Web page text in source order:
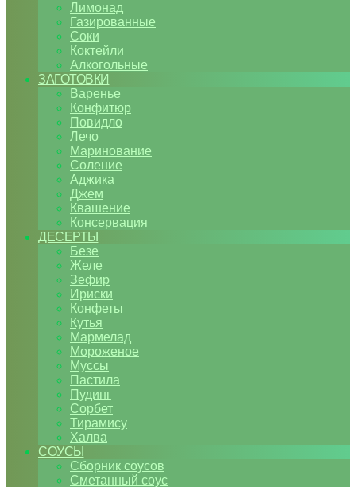
Лимонад
Газированные
Соки
Коктейли
Алкогольные
ЗАГОТОВКИ
Варенье
Конфитюр
Повидло
Лечо
Маринование
Соление
Аджика
Джем
Квашение
Консервация
ДЕСЕРТЫ
Безе
Желе
Зефир
Ириски
Конфеты
Кутья
Мармелад
Мороженое
Муссы
Пастила
Пудинг
Сорбет
Тирамису
Халва
СОУСЫ
Сборник соусов
Сметанный соус